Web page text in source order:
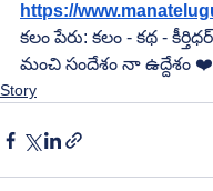
https://
కలం పేరు: కలం - కథ - కీర్తిధర్
మంచి సందేశం నా ఉద్దేశం ❤️
Story